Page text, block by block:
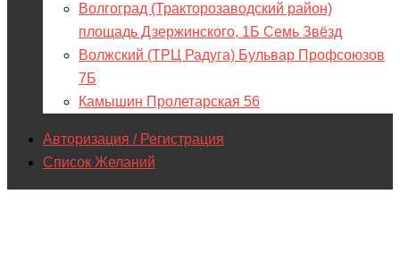
Волгоград (Тракторозаводский район)
площадь Дзержинского, 1Б Семь Звёзд
Волжский (ТРЦ Радуга) Бульвар Профсоюзов
7Б
Камышин Пролетарская 56
Авторизация / Регистрация
Список Желаний